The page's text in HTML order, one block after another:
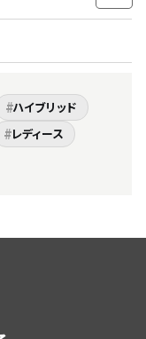
#ハイブリッド
#レディース